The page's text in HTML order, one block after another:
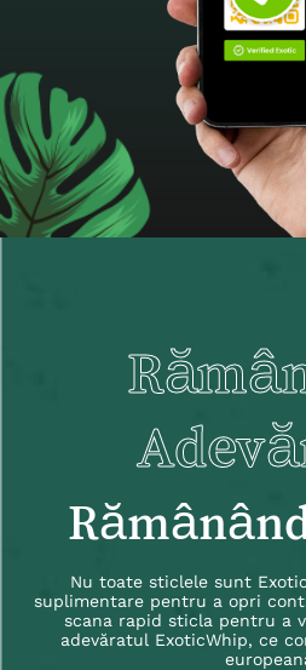
Nu toate sticlele sunt
suplimentare pentru a opri
scana rapid sticla pentru a
adevăratul ExoticWhip, ce